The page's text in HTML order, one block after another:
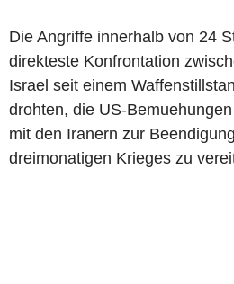
Die Angriffe innerhalb von 24
direkteste Konfrontation
Israel seit einem
drohten, die US-
mit den Iranern zur
dreimonatigen Krieges zu